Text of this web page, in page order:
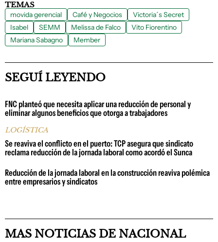
TEMAS
movida gerencial Café y Negocios
Victoria´s Secret
Isabel
SEMM Melissa de Falco
Vito Fiorentino
Mariana Sabagno
Member
SEGUÍ LEYENDO
FNC planteó que necesita aplicar una reducción de personal y
eliminar algunos beneficios que otorga a trabajadores
LOGÍSTICA
Se reaviva el conflicto en el puerto: TCP asegura que sindicato
reclama reducción de la jornada laboral como acordó el Sunca
Reducción de la jornada laboral en la construcción reaviva polémica
entre empresarios y sindicatos
MAS NOTICIAS DE NACIONAL